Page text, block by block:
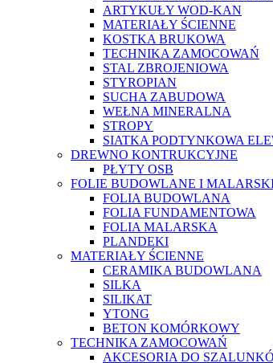
ARTYKUŁY WOD-KAN
MATERIAŁY ŚCIENNE
KOSTKA BRUKOWA
TECHNIKA ZAMOCOWAŃ
STAL ZBROJENIOWA
STYROPIAN
SUCHA ZABUDOWA
WEŁNA MINERALNA
STROPY
SIATKA PODTYNKOWA
DREWNO KONTRUKCYJNE
PŁYTY OSB
FOLIE BUDOWLANE I
FOLIA BUDOWLANA
FOLIA FUNDAMENTOWA
FOLIA MALARSKA
PLANDEKI
MATERIAŁY ŚCIENNE
CERAMIKA BUDOWLANA
SILKA
SILIKAT
YTONG
BETON KOMÓRKOWY
TECHNIKA ZAMOCOWAŃ
AKCESORIA DO